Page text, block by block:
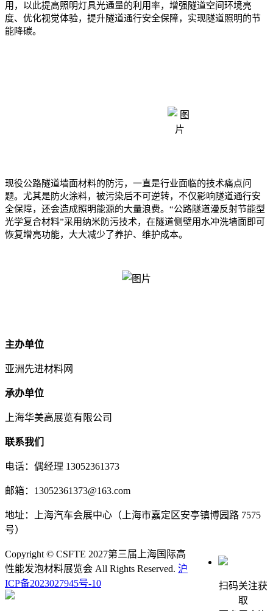
用，以此提高照明灯具光通量的利用率，增强隧道空间环境亮
度、优化视觉体验，提升隧道通行安全保障，实现隧道照明的节
能降碳。
现役公路隧道墙面材料的防污，一直是行业面临的技术痛点问
题。尤其是防火涂料，被污染后不可逆转，不仅影响隧道通行安
全保障，还会造成照明能源的大量浪费。“公路隧道漫反射节能型
光学复合材料”采用纳米防污技术，在隧道侧壁用水冲洗墙面即可
恢复增亮功能，大大减少了养护、维护成本。
主办单位
亚洲先进材料网
承办单位
上海华美高展览有限公司
联系我们
电话：偶经理 13052361373
邮箱：13052361373@163.com
地址：上海汽车会展中心（上海市嘉定区安亭镇博园路 7575
号）
扫码关注获
取
Copyright © CSFTE 2027第三届上海国际高
性能发泡材料展览会 All Rights Reserved. 沪
ICP备2023027945号-10